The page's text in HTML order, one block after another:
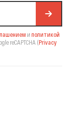
и политикой
reCAPTCHA (Privacy